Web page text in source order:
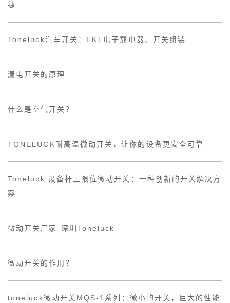
捷
Toneluck汽车开关：EKT电子载电器、开关组装
漏电开关的原理
什么是空气开关？
TONELUCK耐高温微动开关，让你的设备更安全可靠
Toneluck 设备杆上限位微动开关：一种创新的开关解决方
案
微动开关厂家-深圳Toneluck
微动开关的作用？
toneluck微动开关MQS-1系列：微小的开关，巨大的性能